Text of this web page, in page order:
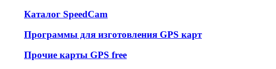
Каталог SpeedCam
Программы для изготовления GPS карт
Прочие карты GPS free